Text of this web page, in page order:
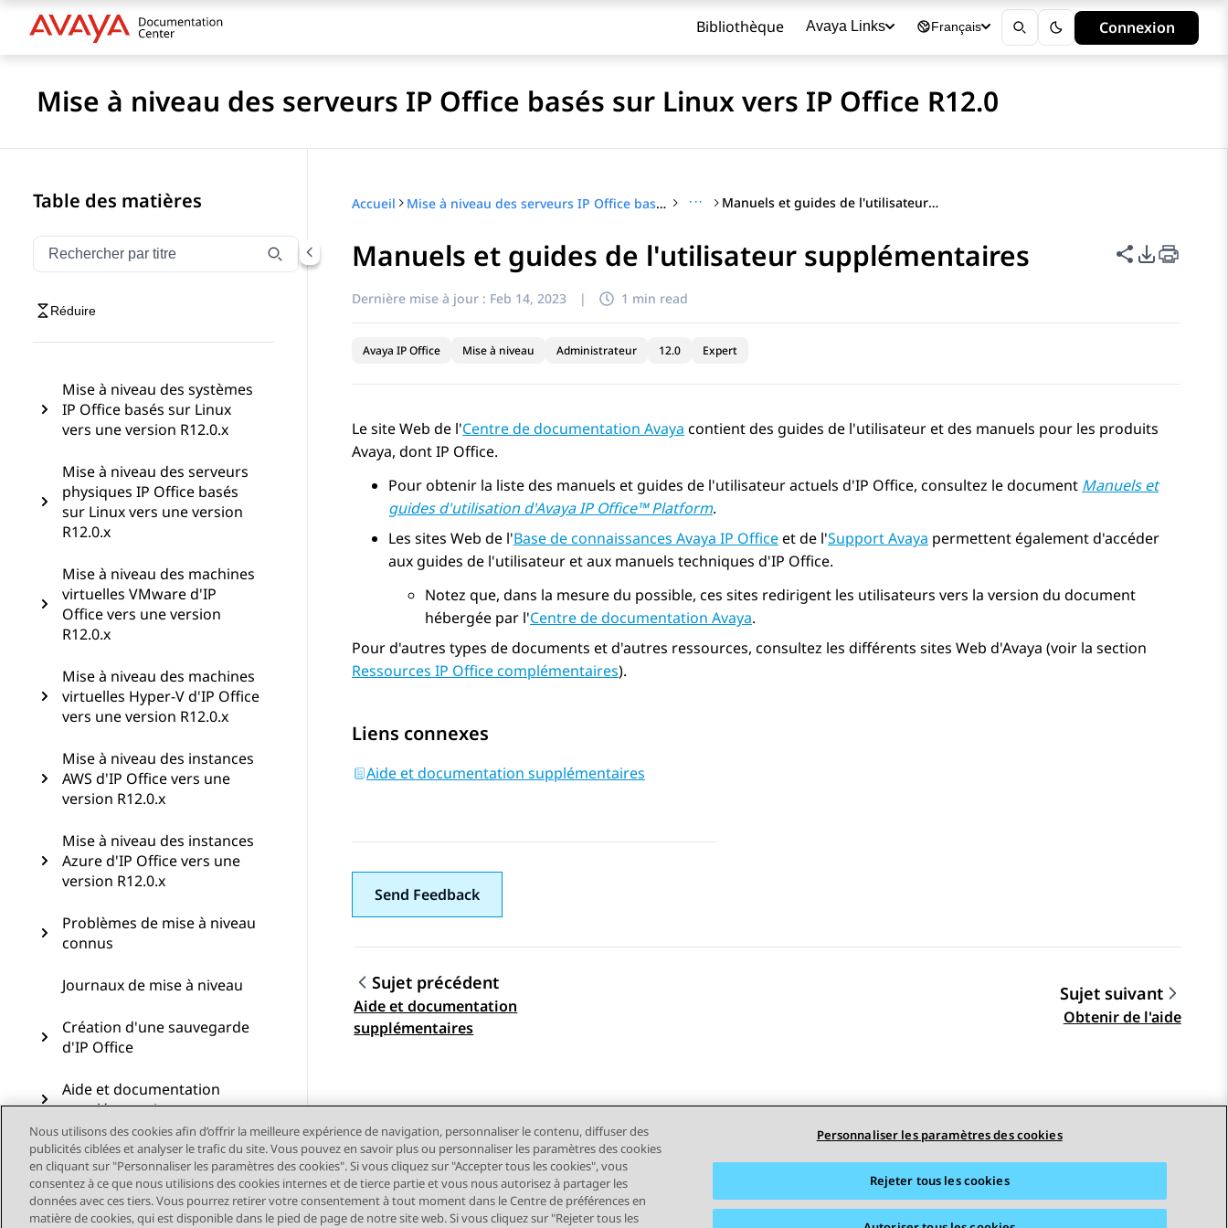
Bibliothèque Avaya Links Français Connexion
Mise à niveau des serveurs IP Office basés sur Linux vers IP Office R12.0
Table des matières
Filtrer la navigation par titre
Saisissez pour filtrer les éléments de navigation par titre
Réduire
Mise à niveau des systèmes
IP Office basés sur Linux
vers une version R12.0.x
Mise à niveau des serveurs
physiques IP Office basés
sur Linux vers une version
R12.0.x
Mise à niveau des machines
virtuelles VMware d'IP
Office vers une version
R12.0.x
Mise à niveau des machines
virtuelles Hyper-V d'IP Office
vers une version R12.0.x
Mise à niveau des instances
AWS d'IP Office vers une
version R12.0.x
Mise à niveau des instances
Azure d'IP Office vers une
version R12.0.x
Problèmes de mise à niveau
connus
Journaux de mise à niveau
Création d'une sauvegarde
d'IP Office
Aide et documentation
supplémentaires
Accueil Mise à niveau des serveurs IP Office basés sur Linux vers IP Office R12.0 ··· Manuels et guides de l'utilisateur supplémentaires
Manuels et guides de l'utilisateur supplémentaires Partager
Options
Dernière mise à jour : Feb 14, 2023 | 1 min read
Avaya IP Office Mise à niveau Administrateur 12.0 Expert
Le site Web de l'Centre de documentation Avaya contient des guides de l'utilisateur et des manuels pour les produits
Avaya, dontIP Office.
Pour obtenir la liste des manuels et guides de l'utilisateur actuels d'IP Office, consultez le document Manuels et
guides d'utilisation d'AvayaIP Office™ Platform.
Les sites Web de l'Base de connaissances Avaya IP Officeet de l'SupportAvaya permettent également d'accéder
aux guides de l'utilisateur et aux manuels techniques d'IP Office.
Notez que, dans la mesure du possible, ces sites redirigent les utilisateurs vers la version du document
hébergée par l'Centre de documentation Avaya.
Pour d'autres types de documents et d'autres ressources, consultez les différents sites Web d'Avaya (voir la section
Ressources IP Office complémentaires).
Liens connexes
Aide et documentation supplémentaires
Send Feedback
Navigation par sujet
Sujet précédent
Aide et documentation
supplémentaires
Sujet suivant
Obtenir de l'aide
STAY CONNECTED
Nous utilisons des cookies afin d’offrir la meilleure expérience de navigation, personnaliser le contenu, diffuser des
publicités ciblées et analyser le trafic du site. Vous pouvez en savoir plus ou personnaliser les paramètres des cookies
en cliquant sur "Personnaliser les paramètres des cookies". Si vous cliquez sur "Accepter tous les cookies", vous
consentez à ce que nous utilisions des cookies internes et de tierce partie et vous nous autorisez à partager les
données avec ces tiers. Vous pourrez retirer votre consentement à tout moment dans le Centre de préférences en
matière de cookies, qui est disponible dans le pied de page de notre site web. Si vous cliquez sur "Rejeter tous les
Personnaliser les paramètres des cookies
Rejeter tous les cookies